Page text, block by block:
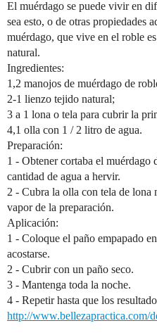
El muérdago se puede vivir en
sea esto, o de otras propiedades
muérdago, que vive en el roble
natural.
Ingredientes:
1,2 manojos de muérdago de
2-1 lienzo tejido natural;
3 a 1 lona o tela para cubrir la
4,1 olla con 1 / 2 litro de agua.
Preparación:
1 - Obtener cortaba el muérdago
cantidad de agua a hervir.
2 - Cubra la olla con tela de lona
vapor de la preparación.
Aplicación:
1 - Coloque el paño empapado
acostarse.
2 - Cubrir con un paño seco.
3 - Mantenga toda la noche.
4 - Repetir hasta que los
http://www.bellezapractica.com/